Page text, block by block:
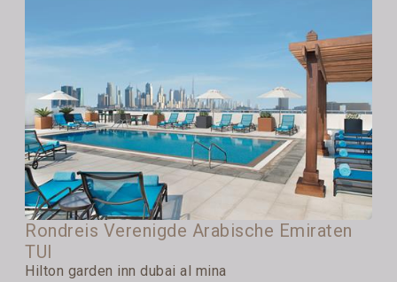
Rondreis Verenigde Arabische Emiraten
TUI
Hilton garden inn dubai al mina